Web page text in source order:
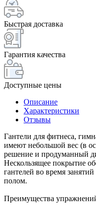
Быстрая доставка
Гарантия качества
Доступные цены
Описание
Характеристики
Отзывы
Гантели для фитнеса,
имеют небольшой вес (в
решение и продуманный
Нескользящее покрытие
гантелей во время
полом.
Преимущества